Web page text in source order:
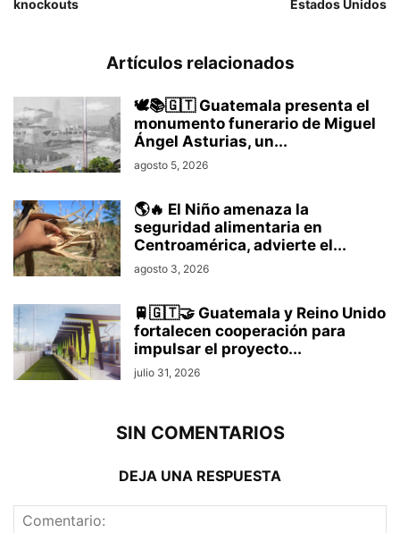
knockouts
Estados Unidos
Artículos relacionados
🕊️📚🇬🇹 Guatemala presenta el
monumento funerario de Miguel
Ángel Asturias, un...
agosto 5, 2026
🌎🔥 El Niño amenaza la
seguridad alimentaria en
Centroamérica, advierte el...
agosto 3, 2026
🚆🇬🇹🤝 Guatemala y Reino Unido
fortalecen cooperación para
impulsar el proyecto...
julio 31, 2026
SIN COMENTARIOS
DEJA UNA RESPUESTA